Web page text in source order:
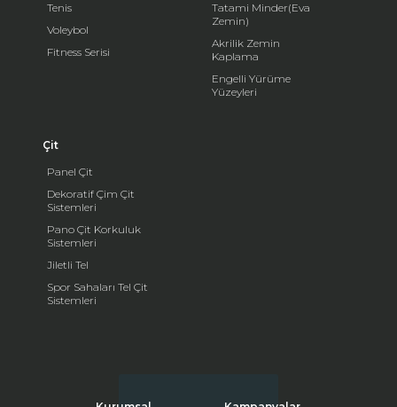
Tenis
Voleybol
Fitness Serisi
Tatami Minder(Eva
Zemin)
Akrilik Zemin
Kaplama
Engelli Yürüme
Yüzeyleri
Çit
Panel Çit
Dekoratif Çim Çit
Sistemleri
Pano Çit Korkuluk
Sistemleri
Jiletli Tel
Spor Sahaları Tel Çit
Sistemleri